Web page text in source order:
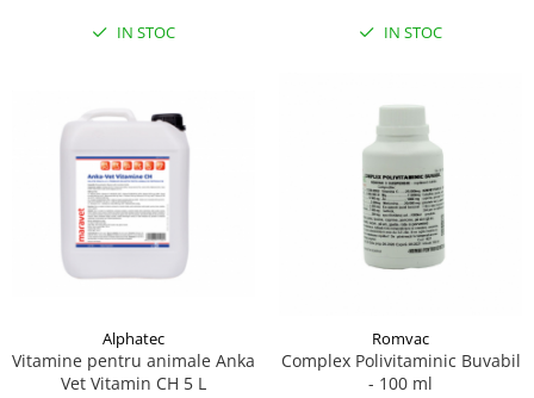
IN STOC IN STOC
Alphatec
Vitamine pentru animale Anka
Vet Vitamin CH 5 L
Romvac
Complex Polivitaminic Buvabil
- 100 ml